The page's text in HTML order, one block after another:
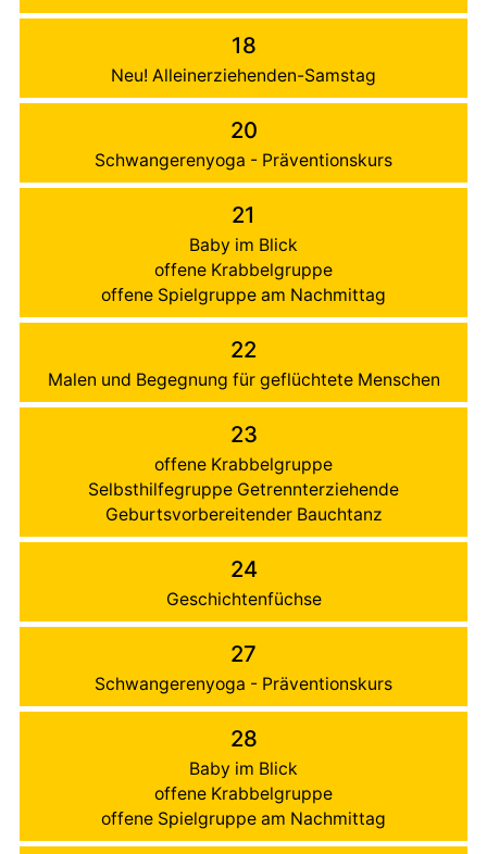
18
Neu! Alleinerziehenden-Samstag
20
Schwangerenyoga - Präventionskurs
21
Baby im Blick
offene Krabbelgruppe
offene Spielgruppe am Nachmittag
22
Malen und Begegnung für geflüchtete Menschen
23
offene Krabbelgruppe
Selbsthilfegruppe Getrennterziehende
Geburtsvorbereitender Bauchtanz
24
Geschichtenfüchse
27
Schwangerenyoga - Präventionskurs
28
Baby im Blick
offene Krabbelgruppe
offene Spielgruppe am Nachmittag